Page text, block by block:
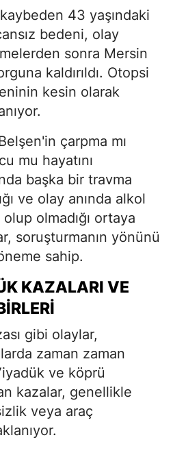
43 yaşındaki
bedeni, olay
sonra Mersin
kaldırıldı. Otopsi
kesin olarak
çarpma mı
mu hayatını
başka bir travma
ve olay anında alkol
olmadığı ortaya
soruşturmanın yönünü
sahip.
KAZALARI VE
gibi olaylar,
zaman zaman
ve köprü
kazalar, genellikle
veya araç